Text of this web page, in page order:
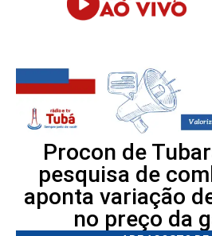
Procon de
pesquisa de
aponta variação
no preço da